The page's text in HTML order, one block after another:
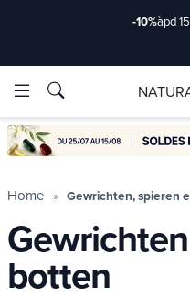
ingrediënten Merken
Aanbieding
ingrediënten Merken
Home Gewrichten, spieren
botten